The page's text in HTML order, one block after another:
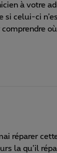
à votre
celui-ci
réparer
la qu’il